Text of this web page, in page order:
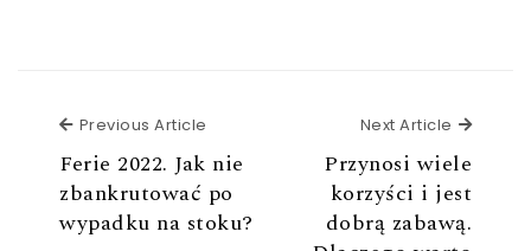
Previous Article
Ferie 2022. Jak nie
zbankrutować po
wypadku na stoku?
Next Article Next
Przynosi wiele
korzyści i jest
dobrą zabawą.